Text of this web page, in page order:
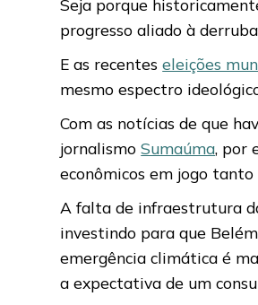
Seja porque
progresso aliado à
E as recenteseleições
mesmo espectro
Com as notícias de que
jornalismoSumaúma, por
econômicos em jogo
A falta de infraestrutura
investindo para que
emergência climática é
a expectativa de um